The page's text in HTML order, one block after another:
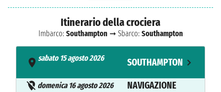
Itinerario della crociera
Imbarco: Southampton ➞ Sbarco: Southampton
sabato 15 agosto 2026
SOUTHAMPTON
domenica 16 agosto 2026 NAVIGAZIONE